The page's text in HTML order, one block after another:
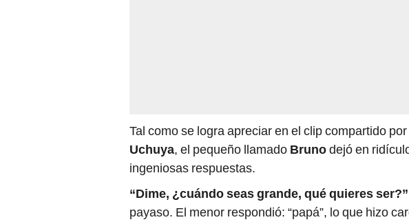
Tal como se logra apreciar en el clip compartido
Uchuya, el pequeño llamado Brunodejó en
ingeniosas respuestas.
“Dime, ¿cuándo seas grande, qué quieres ser?”
payaso. El menor respondió: “papá”, lo que hizo